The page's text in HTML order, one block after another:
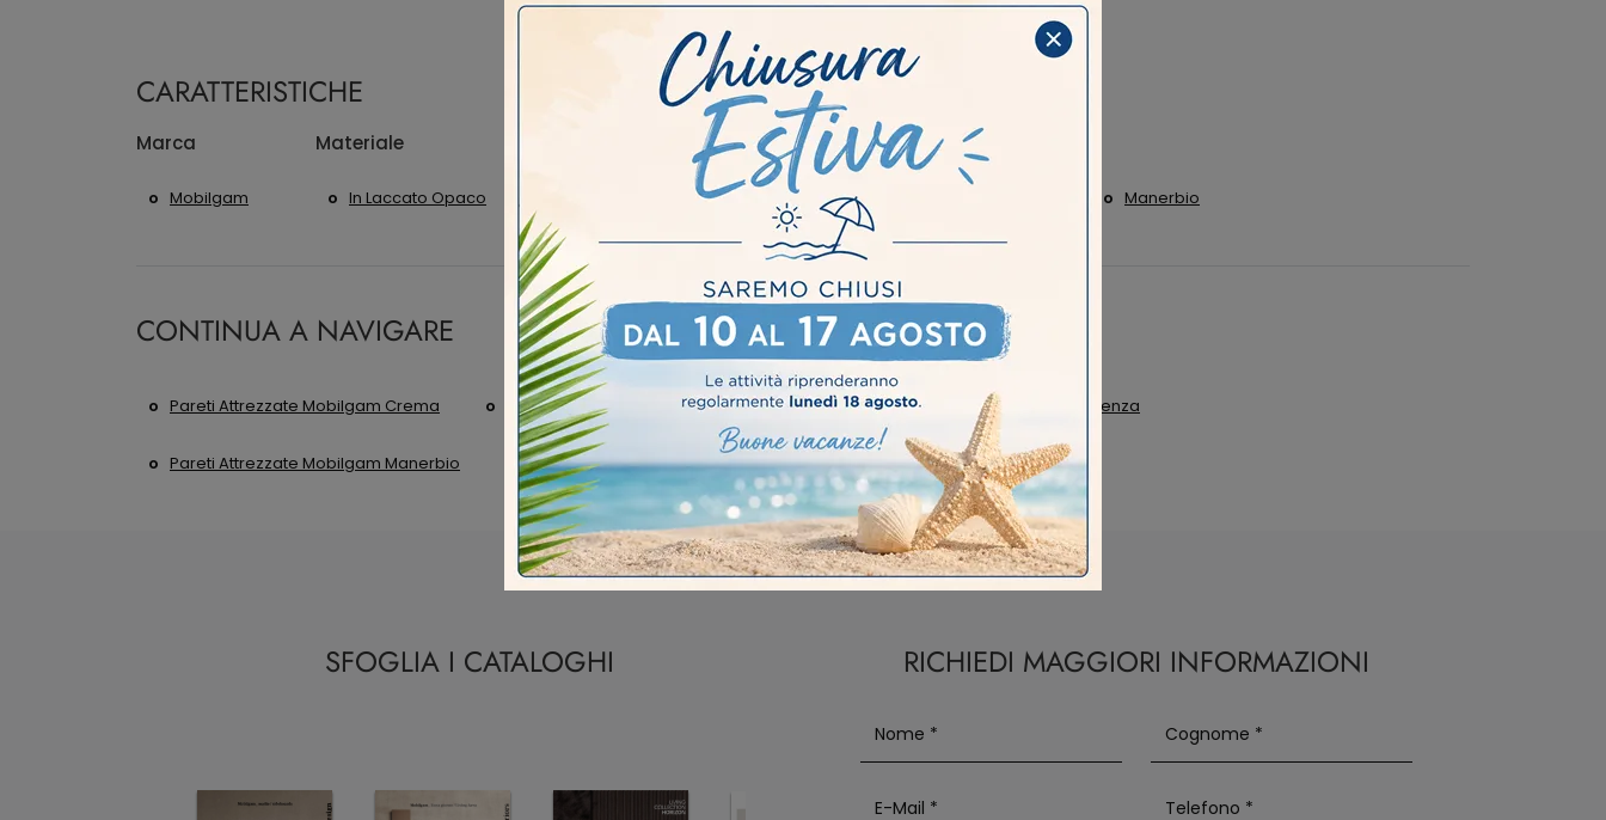
CARATTERISTICHE
Marca
Mobilgam
Materiale
In Laccato Opaco
I più visti a :
Crema Cremona Manerbio
CONTINUA A NAVIGARE
Pareti Attrezzate Mobilgam Crema Pareti Attrezzate Mobilgam Cremona Pareti Attrezzate Mobilgam Fidenza
Pareti Attrezzate Mobilgam Manerbio
SFOGLIA I CATALOGHI RICHIEDI MAGGIORI INFORMAZIONI